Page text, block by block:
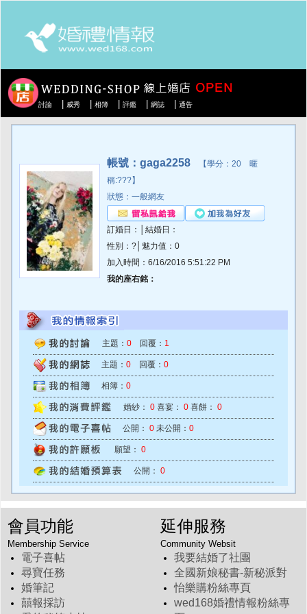
討論 威秀 相簿 評鑑 網誌 通告
帳號：gaga2258 【學分：20 暱
稱:???】
狀態：一般網友
訂婚日：│結婚日：
性別：?│魅力值：0
加入時間：6/16/2016 5:51:22 PM
我的座右銘：
主題： 0 回覆： 1
主題： 0 回覆： 0
相簿： 0
婚紗： 0 喜宴： 0 喜餅： 0
公開： 0 未公開： 0
願望： 0
公開： 0
會員功能
Membership Service
電子喜帖
尋寶任務
婚筆記
囍報採訪
延伸服務
Community Websit
我要結婚了社團
全國新娘秘書-新秘派對
怡樂購粉絲專頁
wed168婚禮情報粉絲專